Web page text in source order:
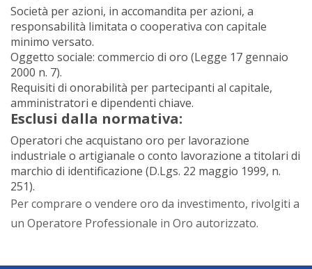
Società per azioni, in accomandita per azioni, a
responsabilità limitata o cooperativa con capitale
minimo versato.
Oggetto sociale: commercio di oro (Legge 17 gennaio
2000 n. 7).
Requisiti di onorabilità per partecipanti al capitale,
amministratori e dipendenti chiave.
Esclusi dalla normativa:
Operatori che acquistano oro per lavorazione
industriale o artigianale o conto lavorazione a titolari di
marchio di identificazione (D.Lgs. 22 maggio 1999, n.
251).
Per comprare o vendere oro da investimento, rivolgiti a
un Operatore Professionale in Oro autorizzato.